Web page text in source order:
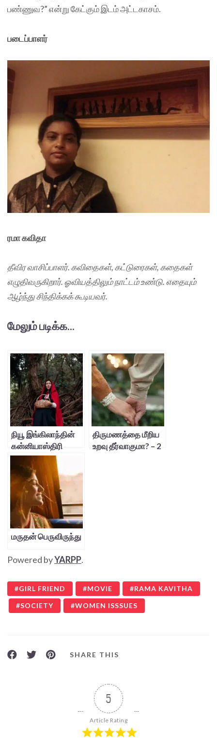
பண்ணுவ?” என்று கேட்கும் இடம் அட்டகாசம்.
படைப்பாளர்
ரமா கவிதா
தீவிர வாசிப்பாளர். கவிதைகள், கட்டுரைகள், கதைகள்
எழுதிவருகிறார். ஓவியத்திலும் நாட்டம் உண்டு. எதையும்
ஆழ்ந்து சிந்திக்கக் கூடியவர்.
மேலும் படிக்க...
நியூ இங்கிலாந்தின்
கன்னியாஸ்திரி
திருமணத்தை மீறிய
உறவு தீர்வாகுமா? – 2
மருதன் பெருவிருந்து
Powered byYARPP.
GIRL FRIEND MOVIE RAMA KAVITHA
SOCIETY WOMEN ISSSUES
SHARE THIS
5
Article Rating